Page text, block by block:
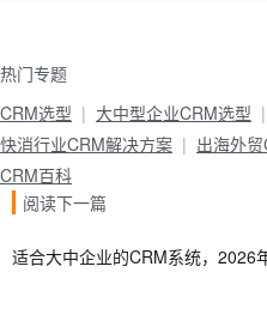
热门专题
CRM选型
大中型企业CRM选型
快消行业CRM解决方案
出海外
CRM百科
阅读下一篇
适合大中企业的CRM系统，2026